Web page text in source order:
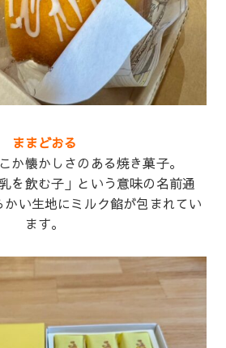
ままどおる
か懐かしさのある焼き菓子。
を飲む子」という意味の名前通
かい生地にミルク餡が包まれてい
ます。